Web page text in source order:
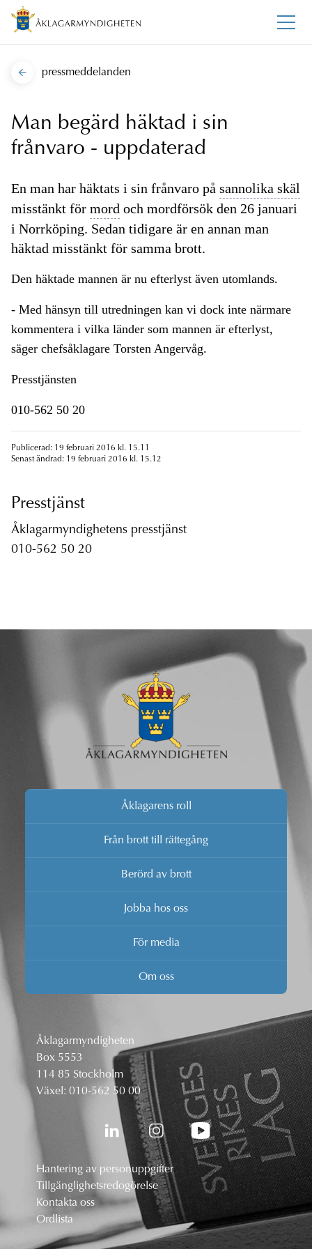
pressmeddelanden
Man begärd häktad i sin
frånvaro - uppdaterad
En man har häktats i sin frånvaro på sannolika skäl
misstänkt för mord och mordförsök den 26 januari
i Norrköping. Sedan tidigare är en annan man
häktad misstänkt för samma brott.
Den häktade mannen är nu efterlyst även utomlands.
- Med hänsyn till utredningen kan vi dock inte närmare
kommentera i vilka länder som mannen är efterlyst,
säger chefsåklagare Torsten Angervåg.
Presstjänsten
010-562 50 20
Publicerad: 19 februari 2016 kl. 15.11
Senast ändrad: 19 februari 2016 kl. 15.12
Presstjänst
Åklagarmyndighetens presstjänst
010-562 50 20
Åklagarens roll
Från brott till rättegång
Berörd av brott
Jobba hos oss
För media
Om oss
Åklagarmyndigheten
Box 5553
114 85 Stockholm
Växel: 010-562 50 00
Hantering av personuppgifter
Tillgänglighetsredogörelse
Kontakta oss
Ordlista